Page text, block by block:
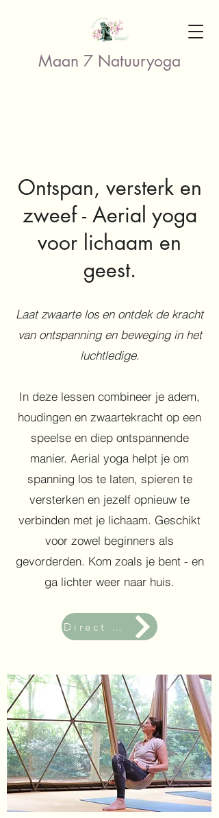
Maan 7 Natuuryoga
Ontspan, versterk en
zweef - Aerial yoga
voor lichaam en
geest.
Laat zwaarte los en ontdekde kracht
van ontspanning en beweging in het
luchtledige.
In deze lessen combineer je adem,
houdingen en zwaartekracht op een
speelse en diep ontspannende
manier. Aerial yoga helpt je om
spanning los te laten, spieren te
versterken en jezelf opnieuw te
verbinden met je lichaam. Geschikt
voor zowel beginners als
gevorderden. Kom zoals je bent - en
ga lichter weer naar huis.
Direct aanmelden